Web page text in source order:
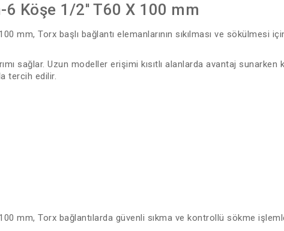
6 Köşe 1/2'' T60 X 100 mm
mm, Torx başlı bağlantı elemanlarının sıkılması ve sökülmesi
sağlar. Uzun modeller erişimi kısıtlı alanlarda avantaj sunarken
tercih edilir.
mm, Torx bağlantılarda güvenli sıkma ve kontrollü sökme